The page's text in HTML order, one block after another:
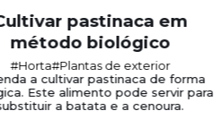
pastinaca em
método biológico
#Horta#Plantas de exterior
a cultivar pastinaca de forma
Este alimento pode servir para
a batata e a cenoura.